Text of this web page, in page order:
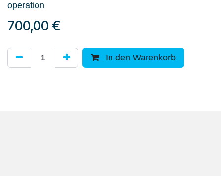
operation
700,00 €
In den Warenkorb